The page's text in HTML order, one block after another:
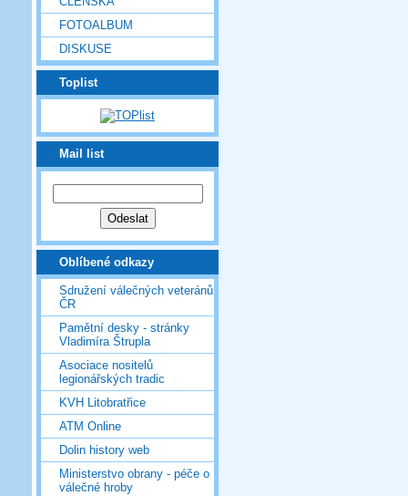
FOTOALBUM
DISKUSE
Toplist
Mail list
Oblíbené odkazy
Sdružení válečných veteránů
ČR
Pamětní desky - stránky
Vladimíra Štrupla
Asociace nositelů
legionářských tradic
KVH Litobratřice
ATM Online
Dolin history web
Ministerstvo obrany - péče o
válečné hroby